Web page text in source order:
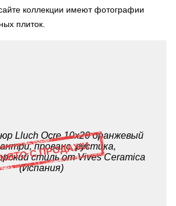
коллекции имеют фотографии
плиток.